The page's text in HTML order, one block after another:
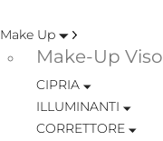
Make Up
Make-Up Viso
CIPRIA
ILLUMINANTI
CORRETTORE